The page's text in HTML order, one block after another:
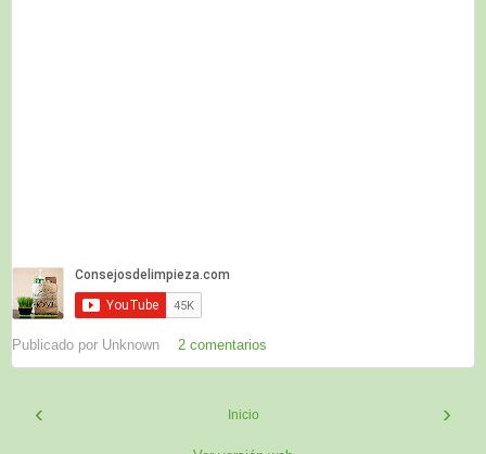
Publicado por Unknown 2 comentarios
‹ ›
Inicio